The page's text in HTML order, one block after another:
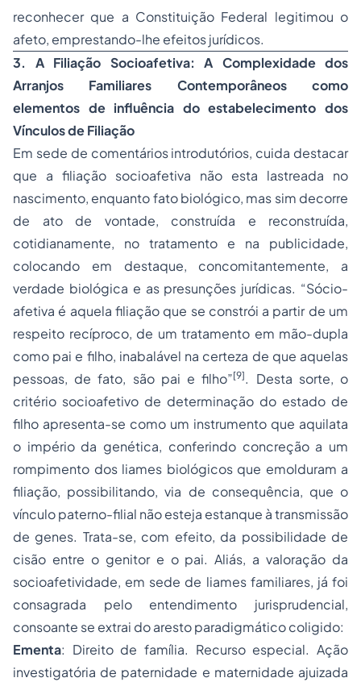
reconhecer que a Constituição Federal legitimou o
afeto, emprestando-lhe efeitos jurídicos.
3. A Filiação Socioafetiva: A Complexidade dos
Arranjos Familiares Contemporâneos como
elementos de influência do estabelecimento dos
Vínculos de Filiação
Em sede de comentários introdutórios, cuida destacar
que a filiação socioafetiva não esta lastreada no
nascimento, enquanto fato biológico, mas sim decorre
de ato de vontade, construída e reconstruída,
cotidianamente, no tratamento e na publicidade,
colocando em destaque, concomitantemente, a
verdade biológica e as presunções jurídicas. “Sócio-
afetiva é aquela filiação que se constrói a partir de um
respeito recíproco, de um tratamento em mão-dupla
como pai e filho, inabalável na certeza de que aquelas
pessoas, de fato, são pai e filho”[9]. Desta sorte, o
critério socioafetivo de determinação do estado de
filho apresenta-se como um instrumento que aquilata
o império da genética, conferindo concreção a um
rompimento dos liames biológicos que emolduram a
filiação, possibilitando, via de consequência, que o
vínculo paterno-filial não esteja estanque à transmissão
de genes. Trata-se, com efeito, da possibilidade de
cisão entre o genitor e o pai. Aliás, a valoração da
socioafetividade, em sede de liames familiares, já foi
consagrada pelo entendimento jurisprudencial,
consoante se extrai do aresto paradigmático coligido:
Ementa: Direito de família. Recurso especial. Ação
investigatória de paternidade e maternidade ajuizada